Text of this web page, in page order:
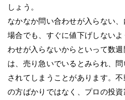
しょう。
なかなか問い合わせが入らない
場合でも、すぐに値下げしない
わせが入らないからといって数
は、売り急いでいるとみられ、
されてしまうことがあります。
の方ばかりではなく、プロの投